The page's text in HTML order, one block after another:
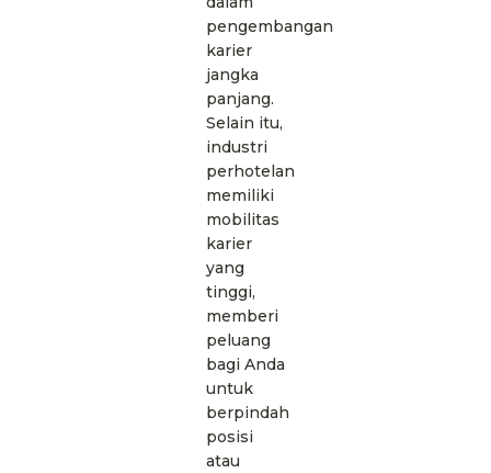
pengembangan
karier
jangka
panjang.
Selain itu,
industri
perhotelan
memiliki
mobilitas
karier
yang
tinggi,
memberi
peluang
bagi Anda
untuk
berpindah
posisi
atau